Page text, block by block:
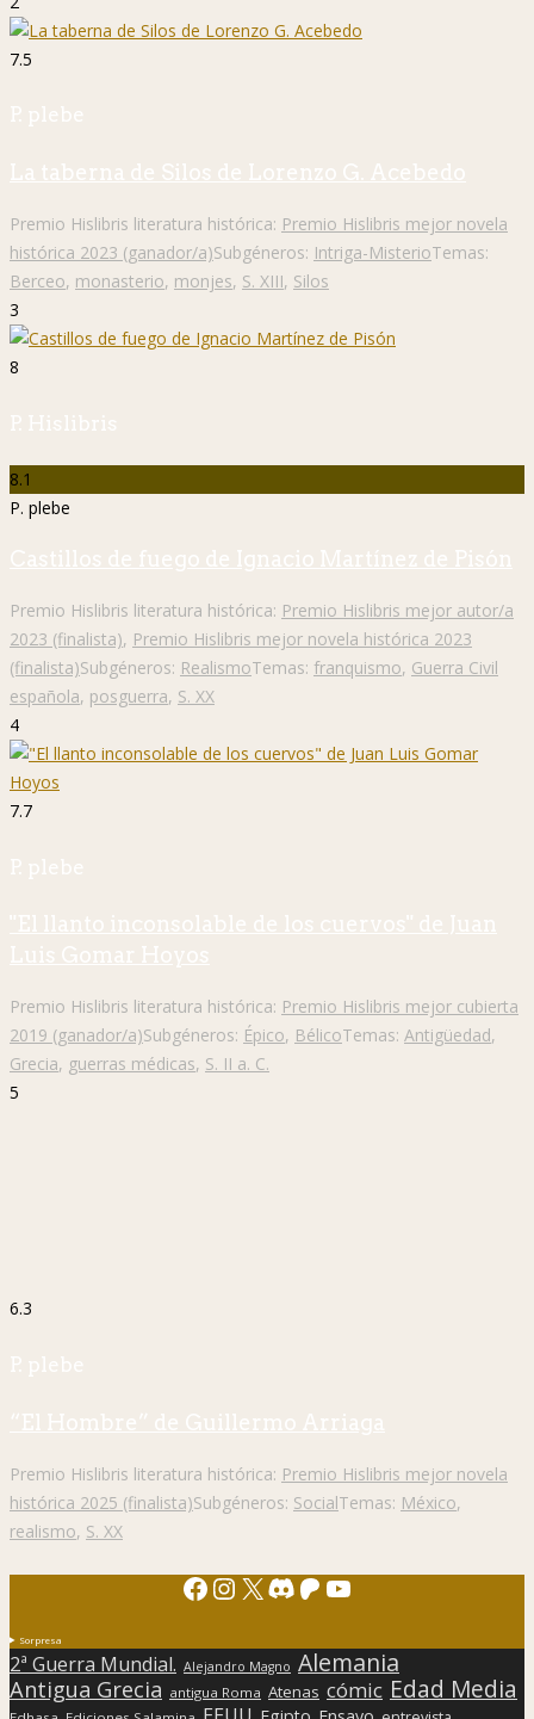
7.5
P. plebe
La taberna de Silos de Lorenzo G. Acebedo
Premio Hislibris literatura histórica: Premio Hislibris mejor novela
histórica 2023 (ganador/a)Subgéneros: Intriga-MisterioTemas:
Berceo, monasterio, monjes, S. XIII, Silos
3
8
P. Hislibris
8.1
P. plebe
Castillos de fuego de Ignacio Martínez de Pisón
Premio Hislibris literatura histórica: Premio Hislibris mejor autor/a
2023 (finalista), Premio Hislibris mejor novela histórica 2023
(finalista)Subgéneros: RealismoTemas: franquismo, Guerra Civil
española, posguerra, S. XX
4
7.7
P. plebe
"El llanto inconsolable de los cuervos" de Juan
Luis Gomar Hoyos
Premio Hislibris literatura histórica: Premio Hislibris mejor cubierta
2019 (ganador/a)Subgéneros: Épico, BélicoTemas: Antigüedad,
Grecia, guerras médicas, S. II a. C.
5
6.3
P. plebe
“El Hombre” de Guillermo Arriaga
Premio Hislibris literatura histórica: Premio Hislibris mejor novela
histórica 2025 (finalista)Subgéneros: SocialTemas: México,
realismo, S. XX
Facebook
Instagram
X Discord
Patreon
YouTube
Sorpresa
2ª Guerra Mundial. Alejandro Magno Alemania
Antigua Grecia antigua Roma Atenas cómic Edad Media